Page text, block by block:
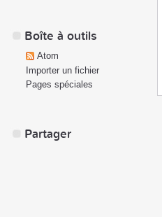
Boîte à outils
Atom
Importer un fichier
Pages spéciales
Partager